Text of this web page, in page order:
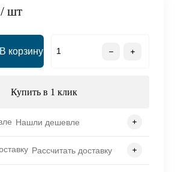
/ шт
В корзину
Купить в 1 клик
Нашли дешевле
Рассчитать доставку